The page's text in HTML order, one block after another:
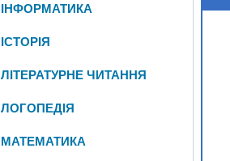
ІНФОРМАТИКА
ІСТОРІЯ
ЛІТЕРАТУРНЕ ЧИТАННЯ
ЛОГОПЕДІЯ
МАТЕМАТИКА